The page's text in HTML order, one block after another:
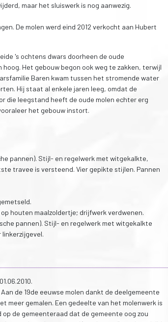
maar het sluiswerk is nog aanwezig.
De molen werd eind 2012 verkocht aan Hubert
's ochtens dwars doorheen de oude
Het gebouw begon ook weg te zakken, terwijl
Baren kwam tussen het stromende water
Hij staat al enkele jaren leeg, omdat de
die leegstand heeft de oude molen echter erg
het gebouw instort.
pannen). Stijl- en regelwerk met witgekalkte,
travee is versteend. Vier gepikte stijlen. Pannen
houten maalzoldertje; drijfwerk verdwenen.
pannen). Stijl- en regelwerk met witgekalkte
de 19de eeuwse molen dankt de deelgemeente
meer gemalen. Een gedeelte van het molenwerk is
de gemeenteraad dat de gemeente oog zou